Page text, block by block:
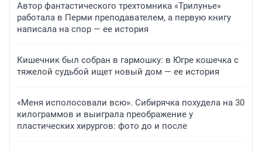
Автор фантастического трехтомника «Трилунье»
работала в Перми преподавателем, а первую книгу
написала на спор — ее история
Кишечник был собран в гармошку: в Югре кошечка с
тяжелой судьбой ищет новый дом — ее история
«Меня исполосовали всю». Сибирячка похудела на 30
килограммов и выиграла преображение у
пластических хирургов: фото до и после